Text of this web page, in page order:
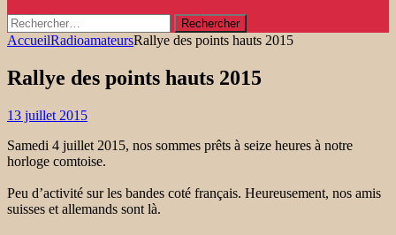
Rechercher :
AccueilRadioamateursRallye des points hauts 2015
Rallye des points hauts 2015
13 juillet 2015
Samedi 4 juillet 2015, nos sommes prêts à seize heures à notre
horloge comtoise.
Peu d’activité sur les bandes coté français. Heureusement, nos amis
suisses et allemands sont là.